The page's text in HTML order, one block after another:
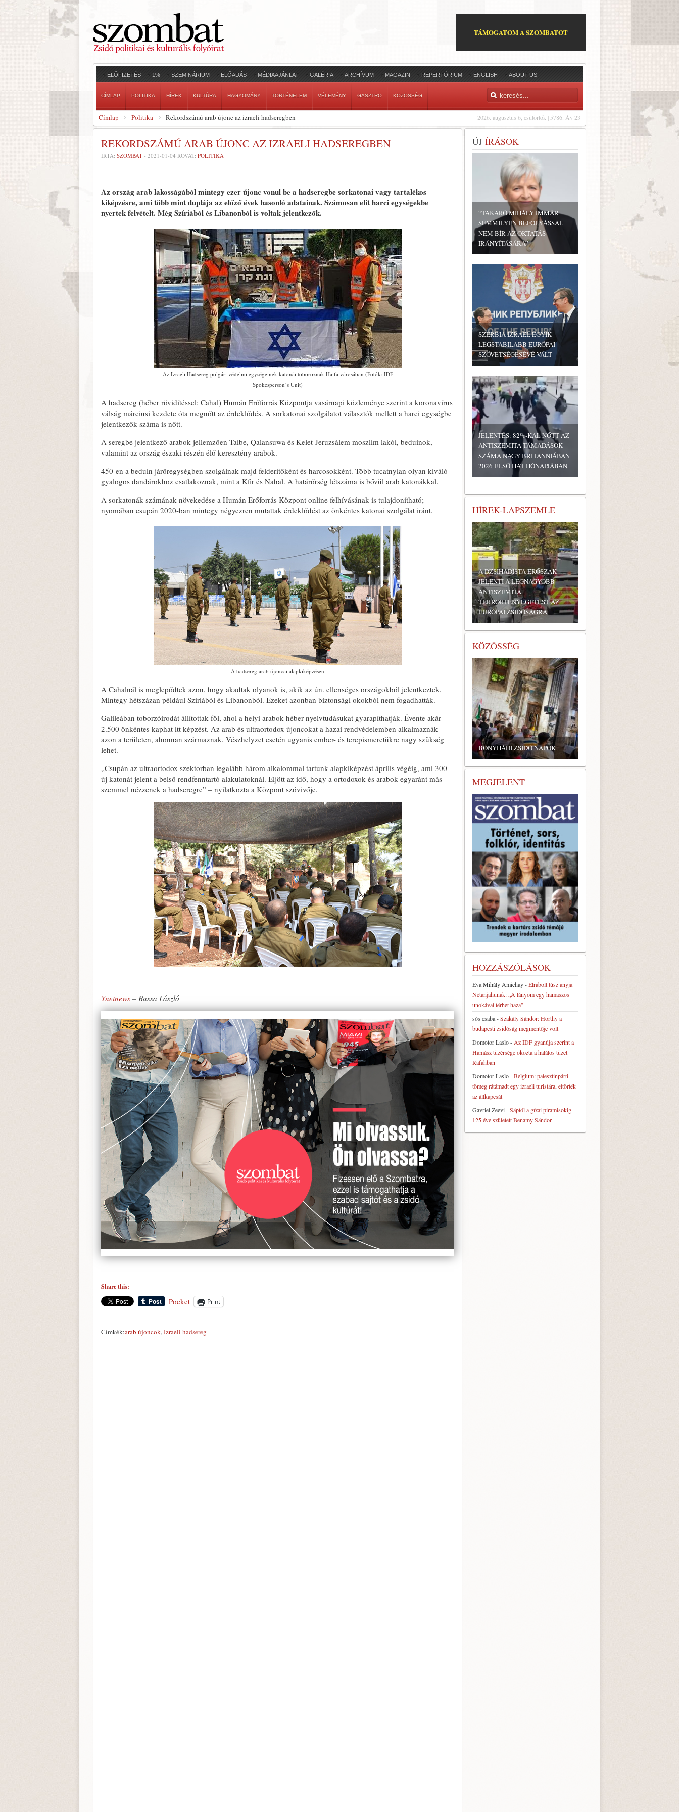
TÁMOGATOM A SZOMBATOT
ELŐFIZETÉS 1% SZEMINÁRIUM ELŐADÁS MÉDIAAJÁNLAT GALÉRIA ARCHÍVUM MAGAZIN REPERTÓRIUM ENGLISH ABOUT US
CÍMLAP POLITIKA HÍREK KULTÚRA HAGYOMÁNY TÖRTÉNELEM VÉLEMÉNY GASZTRO KÖZÖSSÉG
2026. augusztus 6, csütörtök | 5786. Áv 23
Címlap Politika Rekordszámú arab újonc az izraeli hadseregben
REKORDSZÁMÚ ARAB ÚJONC AZ IZRAELI HADSEREGBEN
ÍRTA: SZOMBAT - 2021-01-04 ROVAT: POLITIKA
Az ország arab lakosságából mintegy ezer újonc vonul be a hadseregbe sorkatonai vagy tartalékos
kiképzésre, ami több mint duplája az előző évek hasonló adatainak. Számosan elit harci egységekbe
nyertek felvételt. Még Szíriából és Libanonból is voltak jelentkezők.
Az Izraeli Hadsereg polgári védelmi egységeinek katonái toboroznak Haifa városában (Fotók: IDF
Spokesperson’s Unit)
A hadsereg (héber rövidítéssel: Cahal) Humán Erőforrás Központja vasárnapi közleménye szerint a koronavírus
válság márciusi kezdete óta megnőtt az érdeklődés. A sorkatonai szolgálatot választók mellett a harci egységbe
jelentkezők száma is nőtt.
A seregbe jelentkező arabok jellemzően Taibe, Qalansuwa és Kelet-Jeruzsálem moszlim lakói, beduinok,
valamint az ország északi részén élő keresztény arabok.
450-en a beduin járőregységben szolgálnak majd felderítőként és harcosokként. Több tucatnyian olyan kiváló
gyalogos dandárokhoz csatlakoznak, mint a Kfir és Nahal. A határőrség létszáma is bővül arab katonákkal.
A sorkatonák számának növekedése a Humán Erőforrás Központ online felhívásának is tulajdonítható;
nyomában csupán 2020-ban mintegy négyezren mutattak érdeklődést az önkéntes katonai szolgálat iránt.
A hadsereg arab újoncai alapkiképzésen
A Cahalnál is meglepődtek azon, hogy akadtak olyanok is, akik az ún. ellenséges országokból jelentkeztek.
Mintegy hétszázan például Szíriából és Libanonból. Ezeket azonban biztonsági okokból nem fogadhatták.
Galileában toborzóirodát állítottak föl, ahol a helyi arabok héber nyelvtudásukat gyarapíthatják. Évente akár
2.500 önkéntes kaphat itt képzést. Az arab és ultraortodox újoncokat a hazai rendvédelemben alkalmaznák
azon a területen, ahonnan származnak. Vészhelyzet esetén ugyanis ember- és terepismeretükre nagy szükség
lehet.
„Csupán az ultraortodox szektorban legalább három alkalommal tartunk alapkiképzést április végéig, ami 300
új katonát jelent a belső rendfenntartó alakulatoknál. Eljött az idő, hogy a ortodoxok és arabok egyaránt más
szemmel nézzenek a hadseregre” – nyilatkozta a Központ szóvivője.
Ynetnews – Bassa László
Share this:
Pocket Print
Címkék:arab újoncok,Izraeli hadsereg
ÚJ ÍRÁSOK
“TAKARÓ MIHÁLY IMMÁR
SEMMILYEN BEFOLYÁSSAL
NEM BÍR AZ OKTATÁS
IRÁNYÍTÁSÁRA”
SZERBIA IZRAEL EGYIK
LEGSTABILABB EURÓPAI
SZÖVETSÉGESÉVÉ VÁLT
JELENTÉS: 82%-KAL NŐTT AZ
ANTISZEMITA TÁMADÁSOK
SZÁMA NAGY-BRITANNIÁBAN
2026 ELSŐ HAT HÓNAPJÁBAN
HÍREK-LAPSZEMLE
A DZSIHADISTA ERŐSZAK
JELENTI A LEGNAGYOBB
ANTISZEMITA
TERRORFENYEGETÉST AZ
EURÓPAI ZSIDÓSÁGRA
KÖZÖSSÉG
ZSIDÓ GASZTRONÓMIAI
TALÁLKOZÓ A BONYHÁDI
ZSINAGÓGÁBAN
MEGJELENT
HOZZÁSZÓLÁSOK
Eva Mihály Amichay-Elrabolt túsz anyja
Netanjahunak: „A lányom egy hamaszos
unokával térhet haza”
sós csaba-Szakály Sándor: Horthy a
budapesti zsidóság megmentője volt
Domotor Laslo- Az IDF gyanúja szerint a
Hamász tüzérsége okozta a halálos tüzet
Rafahban
Domotor Laslo-Belgium: palesztinpárti
tömeg rátámadt egy izraeli turistára, eltörték
az állkapcsát
Gavriel Zeevi-Sáptól a gízai piramisokig –
125 éve született Benamy Sándor